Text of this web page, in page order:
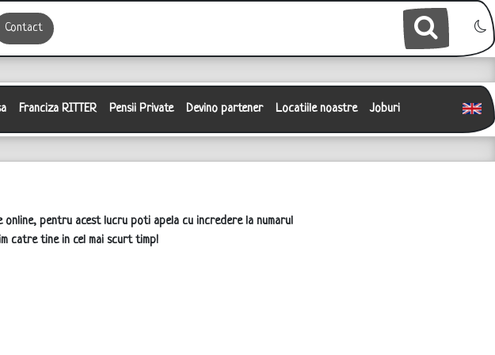
Contact
Franciza RITTER Pensii Private Devino partener Locatiile noastre Joburi
pentru acest lucru poti apela cu incredere la numarul
catre tine in cel mai scurt timp!